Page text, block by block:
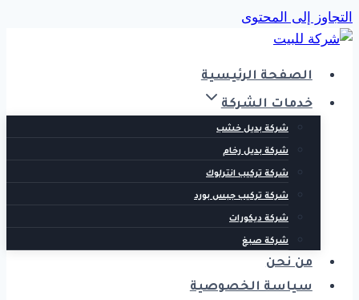
التجاوز إلى المحتوى
الصفحة الرئيسية
خدمات الشركة
شركة بديل خشب
شركة بديل رخام
شركة تركيب انترلوك
شركة تركيب جبس بورد
شركة ديكورات
شركة صبغ
من نحن
سياسة الخصوصية